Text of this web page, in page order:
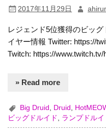
2017年11月29日
レジェンド5位獲得のビッ
イヤー情報 Twitter: https://
Twitch: https://
» Read more
Big Druid Druid
ビッグドルイド , ランプドルイ